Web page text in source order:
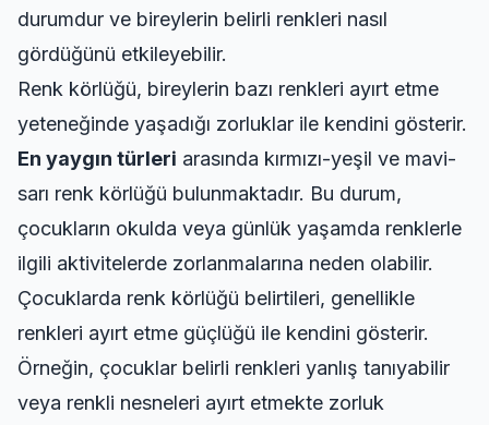
durumdur ve bireylerin belirli renkleri nasıl
gördüğünü etkileyebilir.
Renk körlüğü, bireylerin bazı renkleri ayırt etme
yeteneğinde yaşadığı zorluklar ile kendini gösterir.
En yaygın türleri arasında kırmızı-yeşil ve mavi-
sarı renk körlüğü bulunmaktadır. Bu durum,
çocukların okulda veya günlük yaşamda renklerle
ilgili aktivitelerde zorlanmalarına neden olabilir.
Çocuklarda renk körlüğü belirtileri, genellikle
renkleri ayırt etme güçlüğü ile kendini gösterir.
Örneğin, çocuklar belirli renkleri yanlış tanıyabilir
veya renkli nesneleri ayırt etmekte zorluk